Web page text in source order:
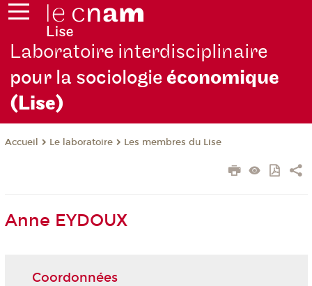
Laboratoire interdisciplinaire
pour la sociologieéconomique
(Lise)
Accueil Le laboratoire Les membres du Lise
Anne EYDOUX
Coordonnées